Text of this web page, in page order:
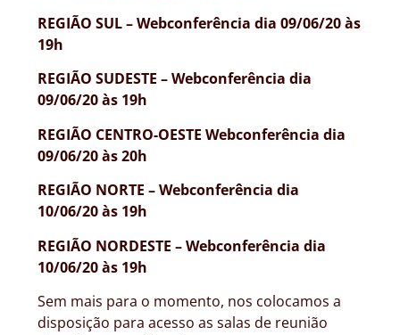
REGIÃO SUL – Webconferência dia 09/06/20 às
19h
REGIÃO SUDESTE – Webconferência dia
09/06/20 às 19h
REGIÃO CENTRO-OESTE Webconferência dia
09/06/20 às 20h
REGIÃO NORTE – Webconferência dia
10/06/20 às 19h
REGIÃO NORDESTE – Webconferência dia
10/06/20 às 19h
Sem mais para o momento, nos colocamos a
disposição para acesso as salas de reunião